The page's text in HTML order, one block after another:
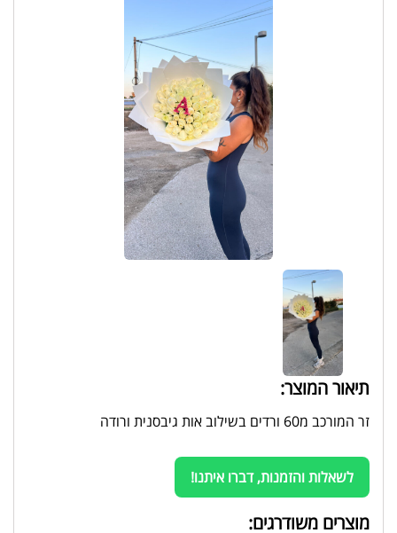
תיאור המוצר:
זר המורכב מ60 ורדים בשילוב אות גיבסנית ורודה
לשאלות והזמנות, דברו איתנו!
מוצרים משודרגים: